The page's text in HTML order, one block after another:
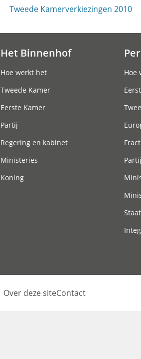
Tweede Kamerverkiezingen 2010
Het Binnenhof
Hoe werkt het
Tweede Kamer
Eerste Kamer
Partij
Regering en kabinet
Ministeries
Koning
Hoe
Over deze siteContact